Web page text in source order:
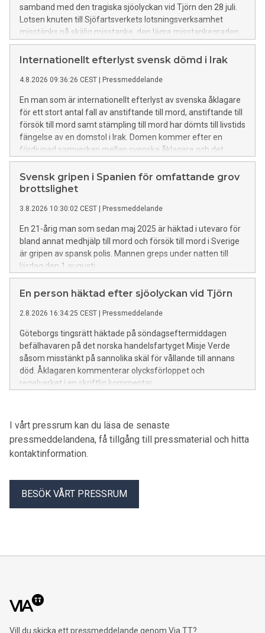
samband med den tragiska sjöolyckan vid Tjörn den 28 juli.
Lotsen knuten till Sjöfartsverkets lotsningsverksamhet
misstänks på skälig misstanke, den lägre misstankegraden,
för vårdslöshet i sjötrafik och vållande till annans död. Lotsen
förnekar brott.
Internationellt efterlyst svensk dömd i Irak
4.8.2026 09:36:26 CEST | Pressmeddelande
En man som är internationellt efterlyst av svenska åklagare
för ett stort antal fall av anstiftande till mord, anstiftande till
försök till mord samt stämpling till mord har dömts till livstids
fängelse av en domstol i Irak. Domen kommer efter en
fördjupad samverkan mellan svenska åklagare och det
irakiska rättsväsendet.
Svensk gripen i Spanien för omfattande grov
brottslighet
3.8.2026 10:30:02 CEST | Pressmeddelande
En 21-årig man som sedan maj 2025 är häktad i utevaro för
bland annat medhjälp till mord och försök till mord i Sverige
är gripen av spansk polis. Mannen greps under natten till
lördag den 1 augusti.
En person häktad efter sjöolyckan vid Tjörn
2.8.2026 16:34:25 CEST | Pressmeddelande
Göteborgs tingsrätt häktade på söndagseftermiddagen
befälhavaren på det norska handelsfartyget Misje Verde
såsom misstänkt på sannolika skäl för vållande till annans
död. Åklagaren kommenterar olycksförloppet och
regelverket i en skriftlig kommentar.
I vårt pressrum kan du läsa de senaste
pressmeddelandena, få tillgång till pressmaterial och hitta
kontaktinformation.
BESÖK VÅRT PRESSRUM
Vill du skicka ett pressmeddelande genom Via TT?